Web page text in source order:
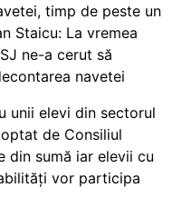
timp de peste un
Staicu: La vremea
ne-a cerut să
navetei
unii elevi din sectorul
de Consiliul
din sumă iar elevii cu
vor participa